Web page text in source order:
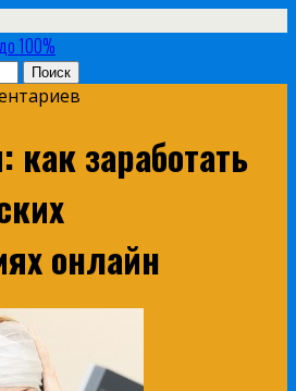
100%
как заработать
онлайн